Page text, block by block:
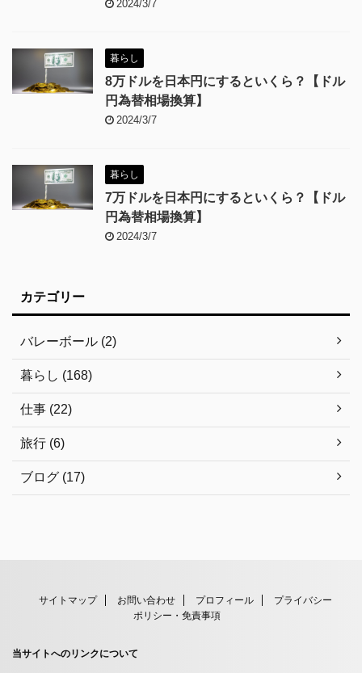
2024/3/7
暮らし
8万ドルを日本円にするといくら？【ドル
円為替相場換算】
2024/3/7
暮らし
7万ドルを日本円にするといくら？【ドル
円為替相場換算】
2024/3/7
カテゴリー
バレーボール (2)
暮らし (168)
仕事 (22)
旅行 (6)
ブログ (17)
サイトマップ お問い合わせ プロフィール
プライバシー
ポリシー・免責事項
当サイトへのリンクについて